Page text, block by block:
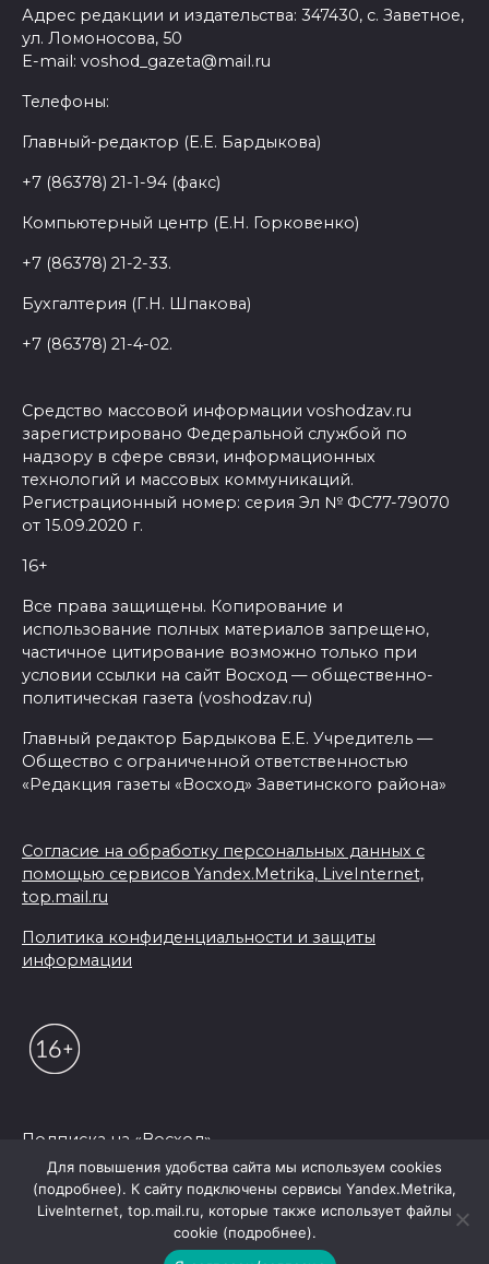
Адрес редакции и издательства: 347430, с. Заветное,
ул. Ломоносова, 50
E-mail: voshod_gazeta@mail.ru
Телефоны:
Главный-редактор (Е.Е. Бардыкова)
+7 (86378) 21-1-94 (факс)
Компьютерный центр (Е.Н. Горковенко)
+7 (86378) 21-2-33.
Бухгалтерия (Г.Н. Шпакова)
+7 (86378) 21-4-02.
Средство массовой информации voshodzav.ru
зарегистрировано Федеральной службой по
надзору в сфере связи, информационных
технологий и массовых коммуникаций.
Регистрационный номер: серия Эл № ФС77-79070
от 15.09.2020 г.
16+
Все права защищены. Копирование и
использование полных материалов запрещено,
частичное цитирование возможно только при
условии ссылки на сайт Восход — общественно-
политическая газета (voshodzav.ru)
Главный редактор Бардыкова Е.Е. Учредитель —
Общество с ограниченной ответственностью
«Редакция газеты «Восход» Заветинского района»
Согласие на обработку персональных данных с
помощью сервисов Yandex.Metrika, LiveInternet,
top.mail.ru
Политика конфиденциальности и защиты
информации
Подписка на «Восход»
© 2026 Редакция "Восход"
Для повышения удобства сайта мы используем cookies
(подробнее). К сайту подключены сервисы Yandex.Metrika,
LiveInternet, top.mail.ru, которые также использует файлы
cookie (подробнее).